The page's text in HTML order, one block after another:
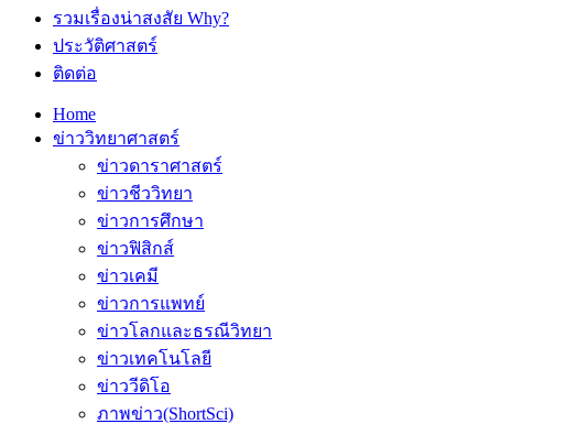
รวมเรื่องน่าสงสัย Why?
ประวัติศาสตร์
ติดต่อ
Home
ข่าววิทยาศาสตร์
ข่าวดาราศาสตร์
ข่าวชีววิทยา
ข่าวการศึกษา
ข่าวฟิสิกส์
ข่าวเคมี
ข่าวการแพทย์
ข่าวโลกและธรณีวิทยา
ข่าวเทคโนโลยี
ข่าววีดิโอ
ภาพข่าว(ShortSci)